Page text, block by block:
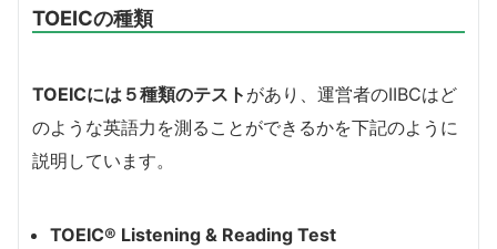
TOEICの種類
TOEICには５種類のテスト があり、運営者のIIBCはど
のような英語力を測ることができるかを下記のように
説明しています。
TOEIC® Listening & Reading Test